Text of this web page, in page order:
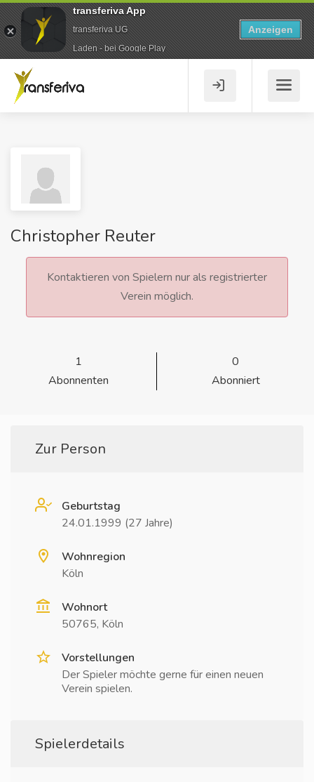
Christopher Reuter
Kontaktieren von Spielern nur als registrierter
Verein möglich.
1
Abonnenten
0
Abonniert
Zur Person
Geburtstag
24.01.1999 (27 Jahre)
Wohnregion
Köln
Wohnort
50765, Köln
Vorstellungen
Der Spieler möchte gerne für einen neuen
Verein spielen.
Spielerdetails
transferiva App
transferiva UG
Laden - bei Google Play
Anzeigen